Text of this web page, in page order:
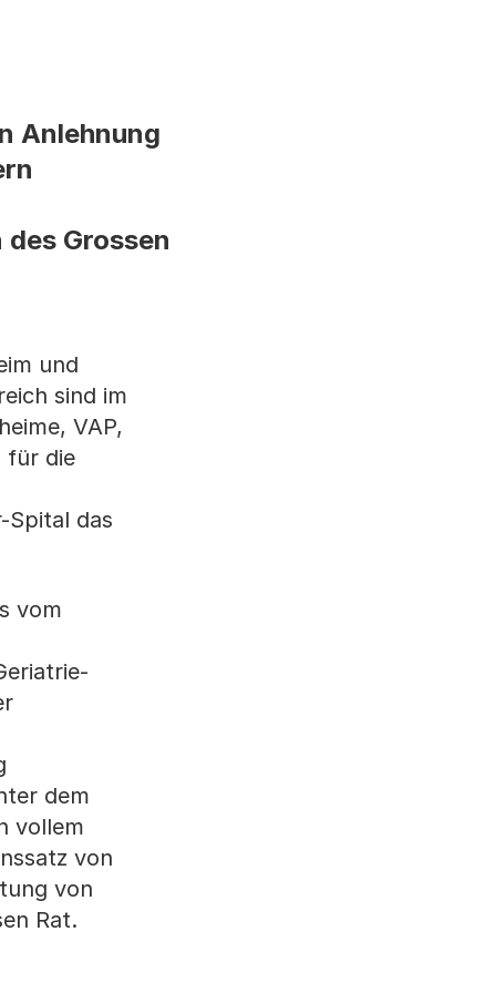
Anlehnung
Grossen
und
sind im
VAP,
für die
Spital das
vom
dem
vollem
von
von
Rat.